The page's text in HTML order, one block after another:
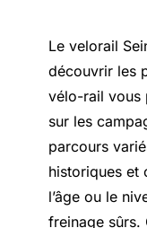
Le velorail
découvrir les
vélo-rail vous
sur les
parcours
historiques et
l’âge ou le
freinage sûrs.